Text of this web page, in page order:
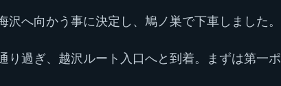
沢へ向かう事に決定し、鳩ノ巣で下車しました。
り過ぎ、越沢ルート入口へと到着。まずは第一ポ